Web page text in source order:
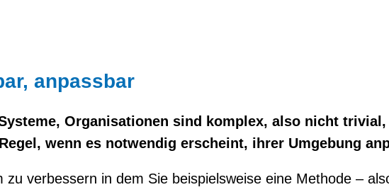
anpassbar
Organisationen sind komplex, also nicht
wenn es notwendig erscheint, ihrer Umgebung
verbessern in dem Sie beispielsweise eine Methode –